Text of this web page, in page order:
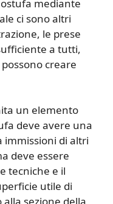
mediante
ci sono altri
le prese
a tutti,
creare
un elemento
deve avere una
immissioni di altri
deve essere
tecniche e il
utile di